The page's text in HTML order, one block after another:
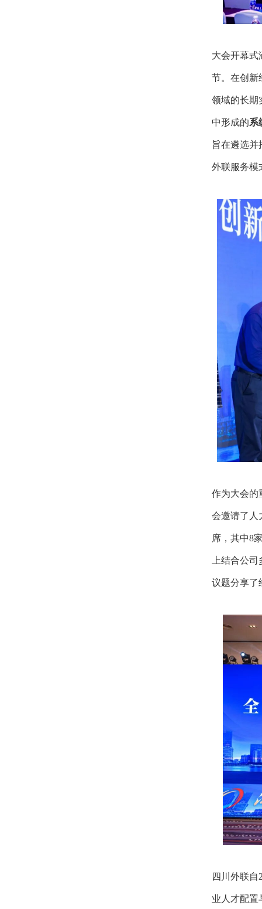
大会开幕式
节。在创新
领域的长期
中形成的系
旨在遴选
外联服务模
作为大会的
会邀请了人
席，其中8
上结合公
议题分享了
四川外联
业人才配置